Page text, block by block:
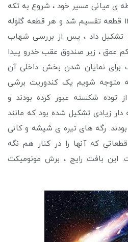
ی میانی مسیر خود ، شروع به تکه
تکه شدن کرد و به بیش از 12 قطعه تقسیم شد و هر قطعه گلوله
تشکیل داد ، پس از بررسی شهاب
عمق ، زیر صندوق عقب خدرو پیدا
نمایان شدن بخش داخلی آن
متوجه شویم یک کندوریت برشی
شکسته عبور کرده بودند و
زیادی تشکیل شده بود که مانند
رگه های تیره ی شیشه و کانی
که آنها را در کنار هم نگه
این بافت رایج ، برش مونومیکت